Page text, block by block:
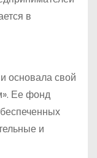
в
основала свой
Ее фонд
и